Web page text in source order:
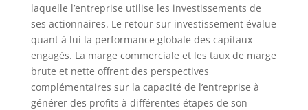
laquelle l’entreprise utilise les investissements de
ses actionnaires. Le retour sur investissement évalue
quant à lui la performance globale des capitaux
engagés. La marge commerciale et les taux de marge
brute et nette offrent des perspectives
complémentaires sur la capacité de l’entreprise à
générer des profits à différentes étapes de son